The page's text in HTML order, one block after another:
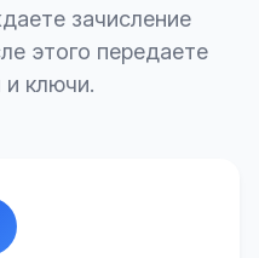
зачисление
этого передаете
ключи.